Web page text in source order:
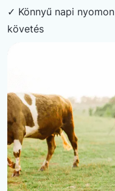
✓ Könnyű napi nyomon
követés